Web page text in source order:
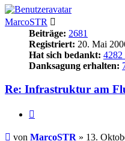
MarcoSTR
Beiträge: 2681
Registriert: 20. Mai
Hat sich bedankt: 4282
Danksagung erhalten:
Re: Infrastruktur am
Beitrag
von MarcoSTR » 13.